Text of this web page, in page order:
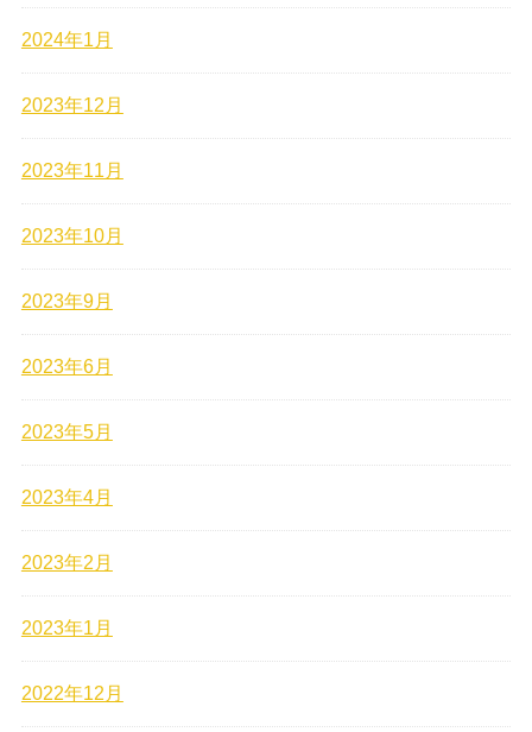
2024年1月
2023年12月
2023年11月
2023年10月
2023年9月
2023年6月
2023年5月
2023年4月
2023年2月
2023年1月
2022年12月